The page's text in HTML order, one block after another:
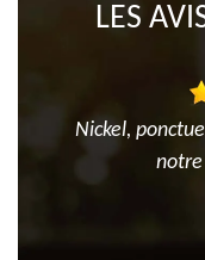
LES
Nickel,